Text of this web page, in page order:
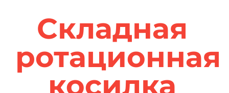
Складная
ротационная
косилка